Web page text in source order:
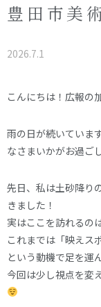
TEL.
スタッフブログ
オーナー様へ
豊田市美
2026.7.1
こんにちは！広報の
雨の日が続いていま
なさまいかがお過ご
先日、私は土砂降り
きました！
実はここを訪れるの
これまでは「映えス
という動機で足を運
今回は少し視点を変